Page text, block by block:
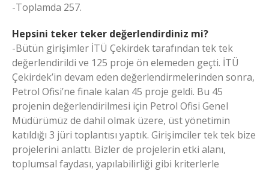
-Toplamda 257.
Hepsini teker teker değerlendirdiniz mi?
-Bütün girişimler İTÜ Çekirdek tarafından tek tek
değerlendirildi ve 125 proje ön elemeden geçti. İTÜ
Çekirdek’in devam eden değerlendirmelerinden sonra,
Petrol Ofisi’ne finale kalan 45 proje geldi. Bu 45
projenin değerlendirilmesi için Petrol Ofisi Genel
Müdürümüz de dahil olmak üzere, üst yönetimin
katıldığı 3 jüri toplantısı yaptık. Girişimciler tek tek bize
projelerini anlattı. Bizler de projelerin etki alanı,
toplumsal faydası, yapılabilirliği gibi kriterlerle